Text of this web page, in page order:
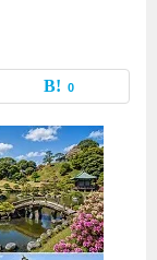
0